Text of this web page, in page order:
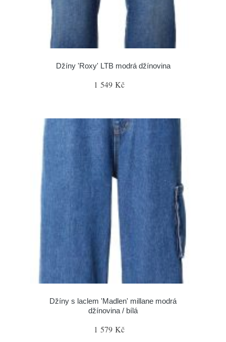
Džíny 'Roxy' LTB modrá džínovina
1 549 Kč
Džíny s laclem 'Madlen' millane modrá
džínovina / bílá
1 579 Kč